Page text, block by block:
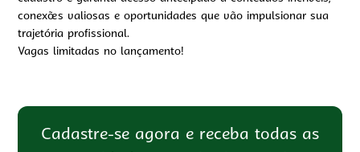
conexões valiosas e oportunidades que vão impulsionar sua
trajetória profissional.
Vagas limitadas no lançamento!
Cadastre-se agora e receba todas as